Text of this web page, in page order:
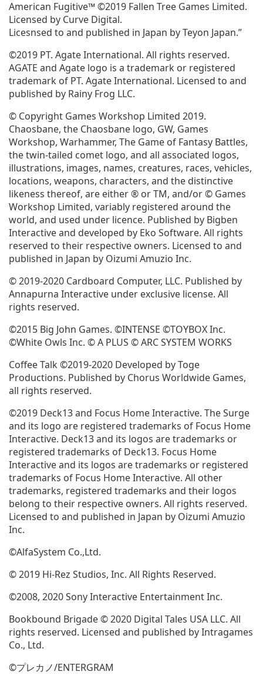
開
く)
American Fugitive™ ©2019 Fallen Tree Games Limited.
Licensed by Curve Digital.
Licesnsed to and published in Japan by Teyon Japan.”
©2019 PT. Agate International. All rights reserved.
AGATE and Agate logo is a trademark or registered
trademark of PT. Agate International. Licensed to and
published by Rainy Frog LLC.
© Copyright Games Workshop Limited 2019.
Chaosbane, the Chaosbane logo, GW, Games
Workshop, Warhammer, The Game of Fantasy Battles,
the twin-tailed comet logo, and all associated logos,
illustrations, images, names, creatures, races, vehicles,
locations, weapons, characters, and the distinctive
likeness thereof, are either ® or TM, and/or © Games
Workshop Limited, variably registered around the
world, and used under licence. Published by Bigben
Interactive and developed by Eko Software. All rights
reserved to their respective owners. Licensed to and
published in Japan by Oizumi Amuzio Inc.
© 2019-2020 Cardboard Computer, LLC. Published by
Annapurna Interactive under exclusive license. All
rights reserved.
©2015 Big John Games. ©INTENSE ©TOYBOX Inc.
©White Owls Inc. © A PLUS © ARC SYSTEM WORKS
Coffee Talk ©2019-2020 Developed by Toge
Productions. Published by Chorus Worldwide Games,
all rights reserved.
©2019 Deck13 and Focus Home Interactive. The Surge
and its logo are registered trademarks of Focus Home
Interactive. Deck13 and its logos are trademarks or
registered trademarks of Deck13. Focus Home
Interactive and its logos are trademarks or registered
trademarks of Focus Home Interactive. All other
trademarks, registered trademarks and their logos
belong to their respective owners. All rights reserved.
Licensed to and published in Japan by Oizumi Amuzio
Inc.
©AlfaSystem Co.,Ltd.
© 2019 Hi-Rez Studios, Inc. All Rights Reserved.
©2008, 2020 Sony Interactive Entertainment Inc.
Bookbound Brigade © 2020 Digital Tales USA LLC. All
rights reserved. Licensed and published by Intragames
Co., Ltd.
©プレカノ/ENTERGRAM